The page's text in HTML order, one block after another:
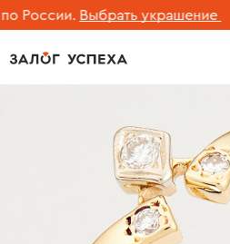
Выбрать украшение